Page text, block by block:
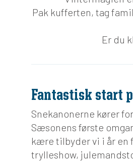
Pak kufferten, tag
Er du
Fantastisk start
Snekanonerne kører
Sæsonens første
kære tilbyder vi i år en
trylleshow,